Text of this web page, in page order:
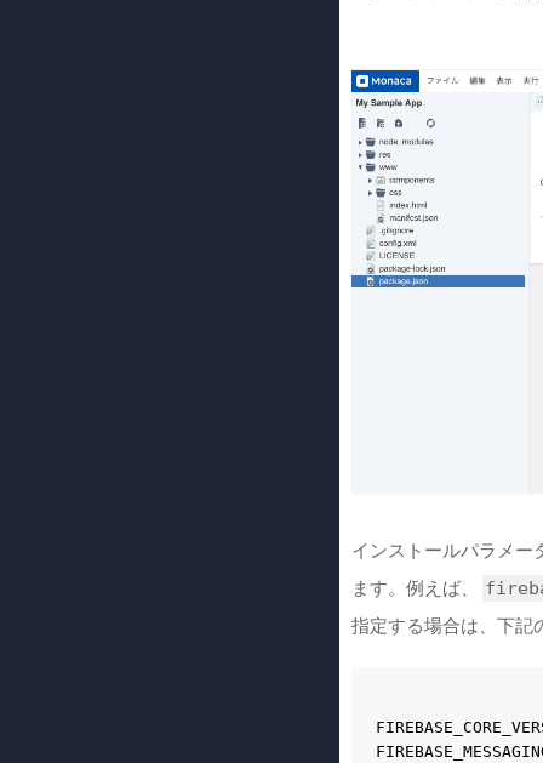
インストールパラメー
ます。例えば、
指定する場合は、下記